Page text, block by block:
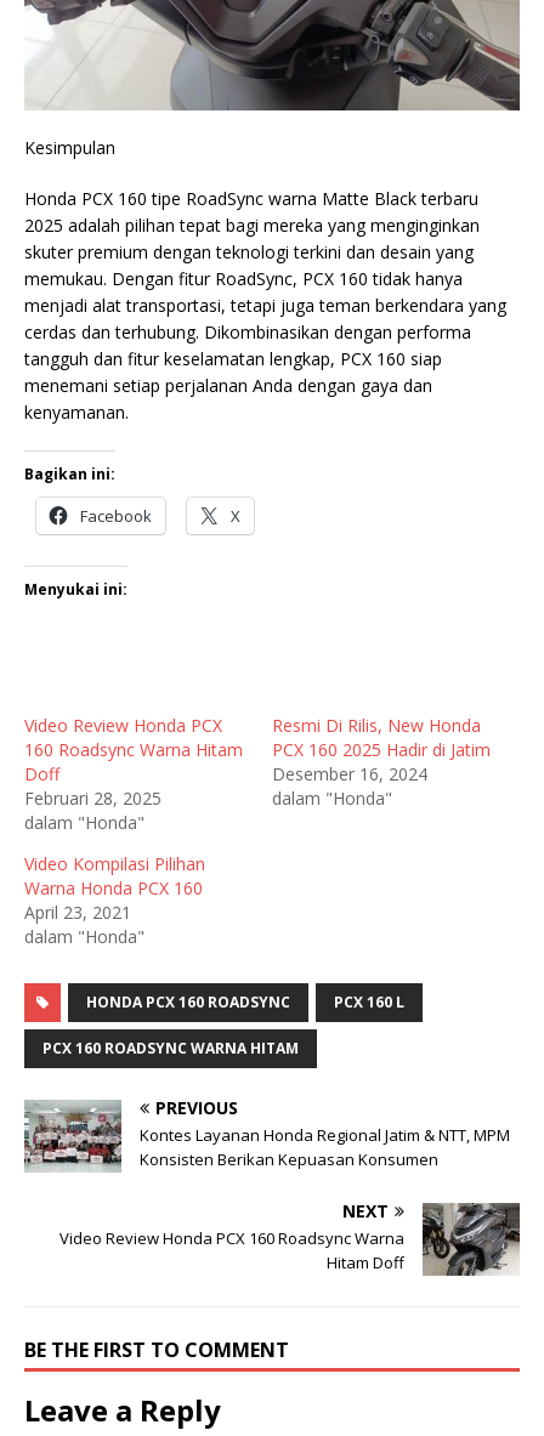
Kesimpulan
Honda PCX 160 tipe RoadSync warna Matte Black terbaru
2025 adalah pilihan tepat bagi mereka yang menginginkan
skuter premium dengan teknologi terkini dan desain yang
memukau. Dengan fitur RoadSync, PCX 160 tidak hanya
menjadi alat transportasi, tetapi juga teman berkendara yang
cerdas dan terhubung. Dikombinasikan dengan performa
tangguh dan fitur keselamatan lengkap, PCX 160 siap
menemani setiap perjalanan Anda dengan gaya dan
kenyamanan.
Bagikan ini:
Facebook X
Menyukai ini:
Video Review Honda PCX
160 Roadsync Warna Hitam
Doff
Februari 28, 2025
dalam "Honda"
Resmi Di Rilis, New Honda
PCX 160 2025 Hadir di Jatim
Desember 16, 2024
dalam "Honda"
Video Kompilasi Pilihan
Warna Honda PCX 160
April 23, 2021
dalam "Honda"
HONDA PCX 160 ROADSYNC PCX 160 L
PCX 160 ROADSYNC WARNA HITAM
PREVIOUS
Kontes Layanan Honda Regional Jatim & NTT, MPM
Konsisten Berikan Kepuasan Konsumen
NEXT
Video Review Honda PCX 160 Roadsync Warna
Hitam Doff
BE THE FIRST TO COMMENT
Leave a Reply